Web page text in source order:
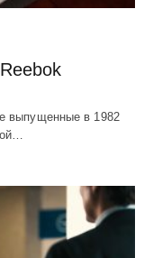
выпущенные в 1982